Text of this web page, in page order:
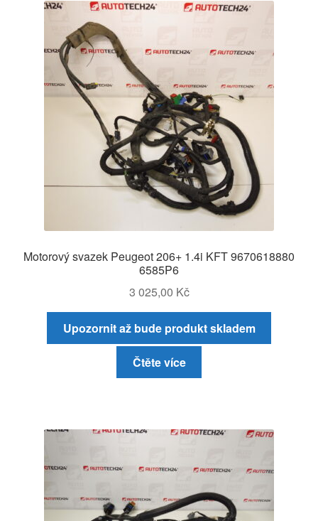
Motorový svazek Peugeot 206+ 1.4i KFT 9670618880
6585P6
3 025,00 Kč
Upozornit až bude produkt skladem
Čtěte více